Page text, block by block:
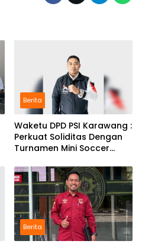
Berita
Waketu DPD PSI Karawang :
Perkuat Soliditas Dengan
Turnamen Mini Soccer
Berita